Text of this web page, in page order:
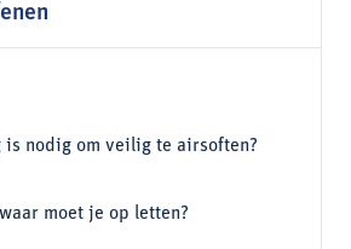
nodig om veilig te airsoften?
moet je op letten?